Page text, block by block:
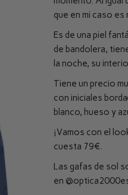
que en mi caso es
Es de una piel
de bandolera,
la noche, su
Tiene un precio
con iniciales
blanco, hueso y
¡Vamos con el
cuesta 79€.
Las gafas de sol
en